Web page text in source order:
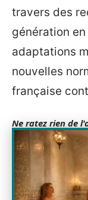
travers des
génération
adaptations
nouvelles
française
Ne ratez rien de